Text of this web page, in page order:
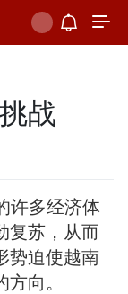
战
许多经济体
复苏，从而
势迫使越南
向。